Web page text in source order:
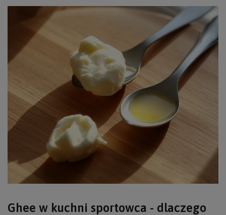
Ghee w kuchni sportowca - dlaczego